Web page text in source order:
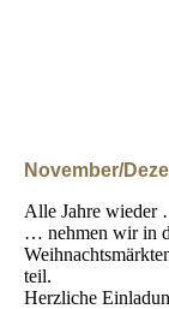
November/
Alle Jahre wieder
… nehmen wir in
teil.
Herzliche